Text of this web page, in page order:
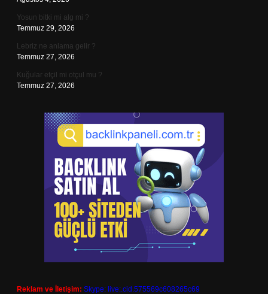
Yosun bitki mi alg mi ?
Temmuz 29, 2026
Lebriz ne anlama gelir ?
Temmuz 27, 2026
Kuğular etçil mi otçul mu ?
Temmuz 27, 2026
Reklam ve İletişim: Skype: live:.cid.575569c608265c69